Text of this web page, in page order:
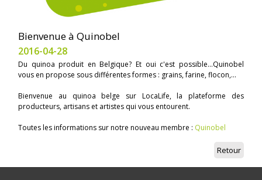
Bienvenue à Quinobel
2016-04-28
Du quinoa produit en Belgique? Et oui c'est possible...Quinobel
vous en propose sous différentes formes : grains, farine, flocon,...
Bienvenue au quinoa belge sur LocaLife, la plateforme des
producteurs, artisans et artistes qui vous entourent.
Toutes les informations sur notre nouveau membre : Quinobel
Retour